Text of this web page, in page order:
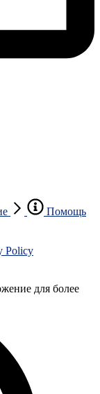
Помощь
Policy
для более